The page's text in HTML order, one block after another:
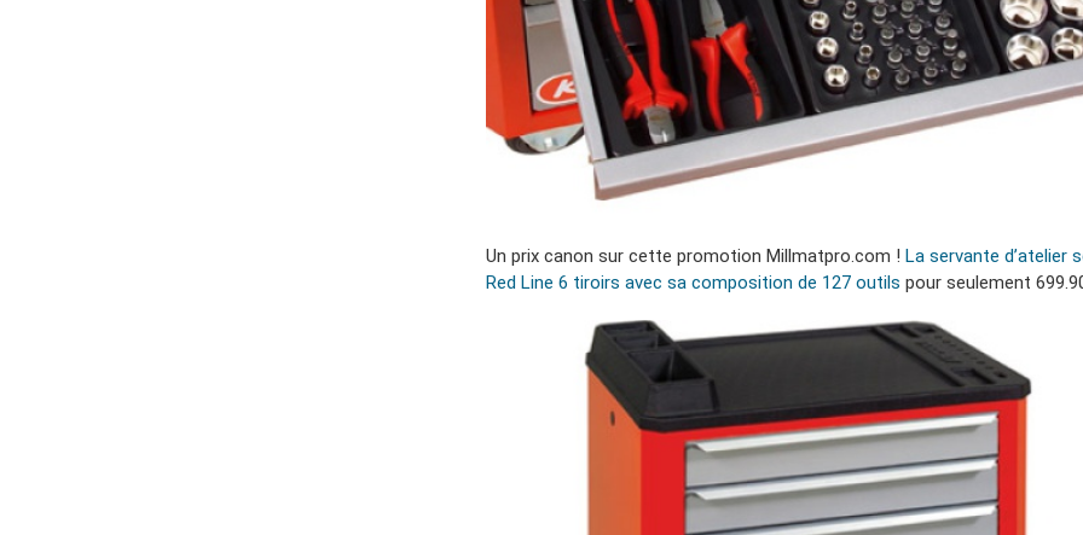
Un prix canon sur cette promotion Millmatpro.com ! La servante d’atelier
Red Line 6 tiroirs avec sa composition de 127 outils pour seulement